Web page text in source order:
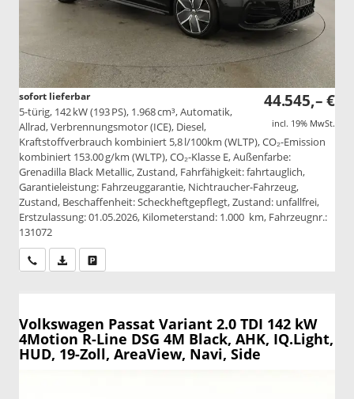
44.545,– €
incl. 19% MwSt.
sofort lieferbar
5-türig, 142 kW (193 PS), 1.968 cm³, Automatik,
Allrad, Verbrennungsmotor (ICE), Diesel,
Kraftstoffverbrauch kombiniert 5,8 l/100km (WLTP), CO₂-Emission
kombiniert 153.00 g/km (WLTP), CO₂-Klasse E, Außenfarbe:
Grenadilla Black Metallic, Zustand, Fahrfähigkeit: fahrtauglich,
Garantieleistung: Fahrzeuggarantie, Nichtraucher-Fahrzeug,
Zustand, Beschaffenheit: Scheckheftgepflegt, Zustand: unfallfrei,
Erstzulassung: 01.05.2026, Kilometerstand: 1.000 km, Fahrzeugnr.:
131072
Wir rufen Sie anPDF-Datei, Fahrzeugexposé drucken
Volkswagen Passat Variant 2.0 TDI 142 kW
4Motion R-Line DSG 4M Black, AHK, IQ.Light,
HUD, 19-Zoll, AreaView, Navi, Side